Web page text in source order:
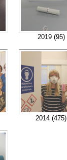
2019 (95)
2014 (475)